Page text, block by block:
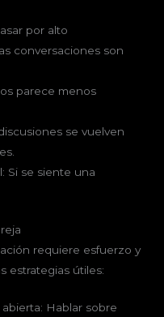
por alto
conversaciones son
parece menos
se vuelven
Si se siente una
requiere esfuerzo y
estrategias útiles:
Hablar sobre